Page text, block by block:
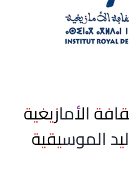
الأمازيغية
الموسيقية